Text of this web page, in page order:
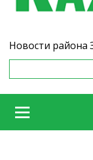
Новости района